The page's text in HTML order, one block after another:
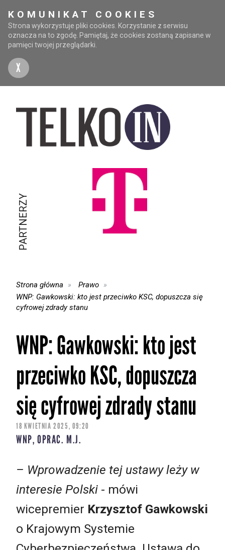
KOMUNIKAT COOKIES
Strona wykorzystuje pliki cookies. Korzystanie z serwisu
oznacza na to zgodę. Pamiętaj, że cookies zostaną zapisane w
pamięci twojej przeglądarki.
X
PARTNERZY
Strona główna
Prawo
WNP: Gawkowski: kto jest przeciwko KSC, dopuszcza się
cyfrowej zdrady stanu
WNP: Gawkowski: kto jest
przeciwko KSC, dopuszcza
się cyfrowej zdrady stanu
18 KWIETNIA 2025, 09:20
WNP, OPRAC. M.J.
– Wprowadzenie tej ustawy leży w
interesie Polski - mówi
wicepremier Krzysztof Gawkowski
o Krajowym Systemie